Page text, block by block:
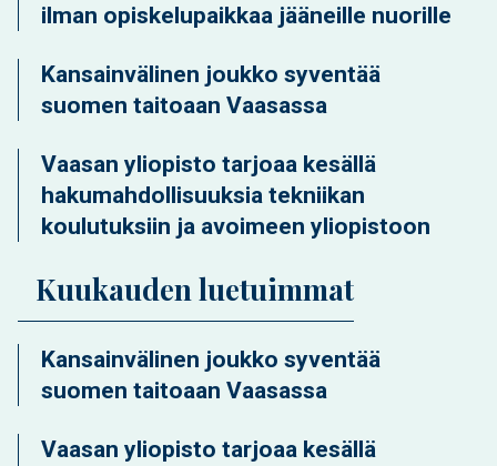
ilman opiskelupaikkaa jääneille nuorille
Kansainvälinen joukko syventää
suomen taitoaan Vaasassa
Vaasan yliopisto tarjoaa kesällä
hakumahdollisuuksia tekniikan
koulutuksiin ja avoimeen yliopistoon
Kuukauden luetuimmat
Kansainvälinen joukko syventää
suomen taitoaan Vaasassa
Vaasan yliopisto tarjoaa kesällä